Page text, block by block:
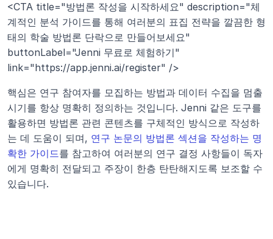
<CTA title="방법론 작성을 시작하세요" description="체
계적인 분석 가이드를 통해 여러분의 표집 전략을 깔끔한 형
태의 학술 방법론 단락으로 만들어보세요"
buttonLabel="Jenni 무료로 체험하기"
link="https://app.jenni.ai/register" />
핵심은 연구 참여자를 모집하는 방법과 데이터 수집을 멈출
시기를 항상 명확히 정의하는 것입니다. Jenni 같은 도구를
활용하면 방법론 관련 콘텐츠를 구체적인 방식으로 작성하
는 데 도움이 되며, 연구 논문의 방법론 섹션을 작성하는 명
확한 가이드를 참고하여 여러분의 연구 결정 사항들이 독자
에게 명확히 전달되고 주장이 한층 탄탄해지도록 보조할 수
있습니다.